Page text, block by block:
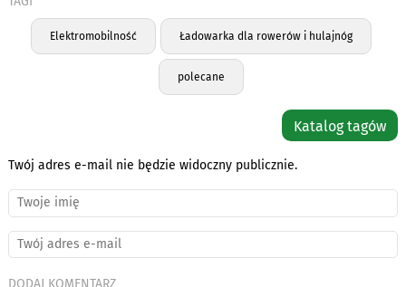
Elektromobilność Ładowarka dla rowerów i hulajnóg
polecane
Katalog tagów
Twój adres e-mail nie będzie widoczny publicznie.